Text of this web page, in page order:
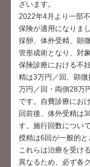
ざいます。
2022年4月より一部
保険が適用になりま
採卵、体外受精、顕
管形成術となり、対
保険診療における不
精は3万円／回、顕
万円／回・両側28万
です。自費診療にお
回前後、体外受精は
す。施行回数につい
授精は6回が一般的と
これらは治療を受け
異なるため、必ず各